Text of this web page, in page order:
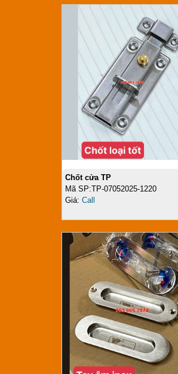
Chốt cửa TP
Mã SP:TP-07052025-1220
Giá: Call